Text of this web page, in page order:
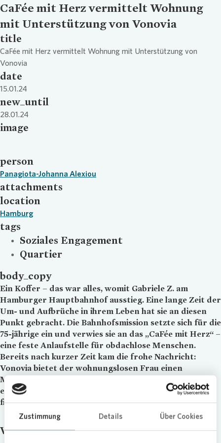
Zustimmung Details Über Cookies
CaFée mit Herz vermittelt Wohnung
mit Unterstützung von Vonovia
title
CaFée mit Herz vermittelt Wohnung mit Unterstützung von
Vonovia
date
15.01.24
new_until
28.01.24
image
person
Panagiota-Johanna Alexiou
attachments
location
Hamburg
tags
Soziales Engagement
Quartier
body_copy
Ein Koffer – das war alles, womit Gabriele Z. am
Hamburger Hauptbahnhof ausstieg. Eine lange Zeit der
Um- und Aufbrüche in ihrem Leben hat sie an diesen
Punkt gebracht. Die Bahnhofsmission setzte sich für die
75-jährige ein und verwies sie an das „CaFée mit Herz“ –
eine feste Anlaufstelle für obdachlose Menschen.
Bereits nach kurzer Zeit kam die frohe Nachricht:
Vonovia bietet der wohnungslosen Frau einen
Mietvertrag an. Schon wenig später konnte sie in ihre
eigene, gemütliche 1-Zimmer Wohnung einziehen. Dort
findet sie endlich Ruhe zum Ankommen.
Vonovia als sozialerPlayer